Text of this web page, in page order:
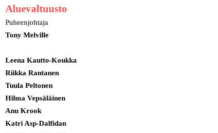
Aluevaltuusto
Puheenjohtaja
Tony Melville
Leena Kautto-Koukka
Riikka Rantanen
Tuula Peltonen
Hilma Vepsäläinen
Anu Krook
Katri Asp-Dalfidan